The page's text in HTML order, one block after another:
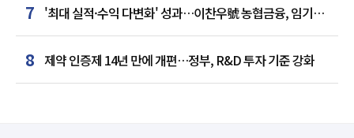
7 '최대 실적·수익 다변화' 성과…이찬우號 농협금융, 임기
말년 성장 박차
8 제약 인증제 14년 만에 개편…정부, R&D 투자 기준 강화